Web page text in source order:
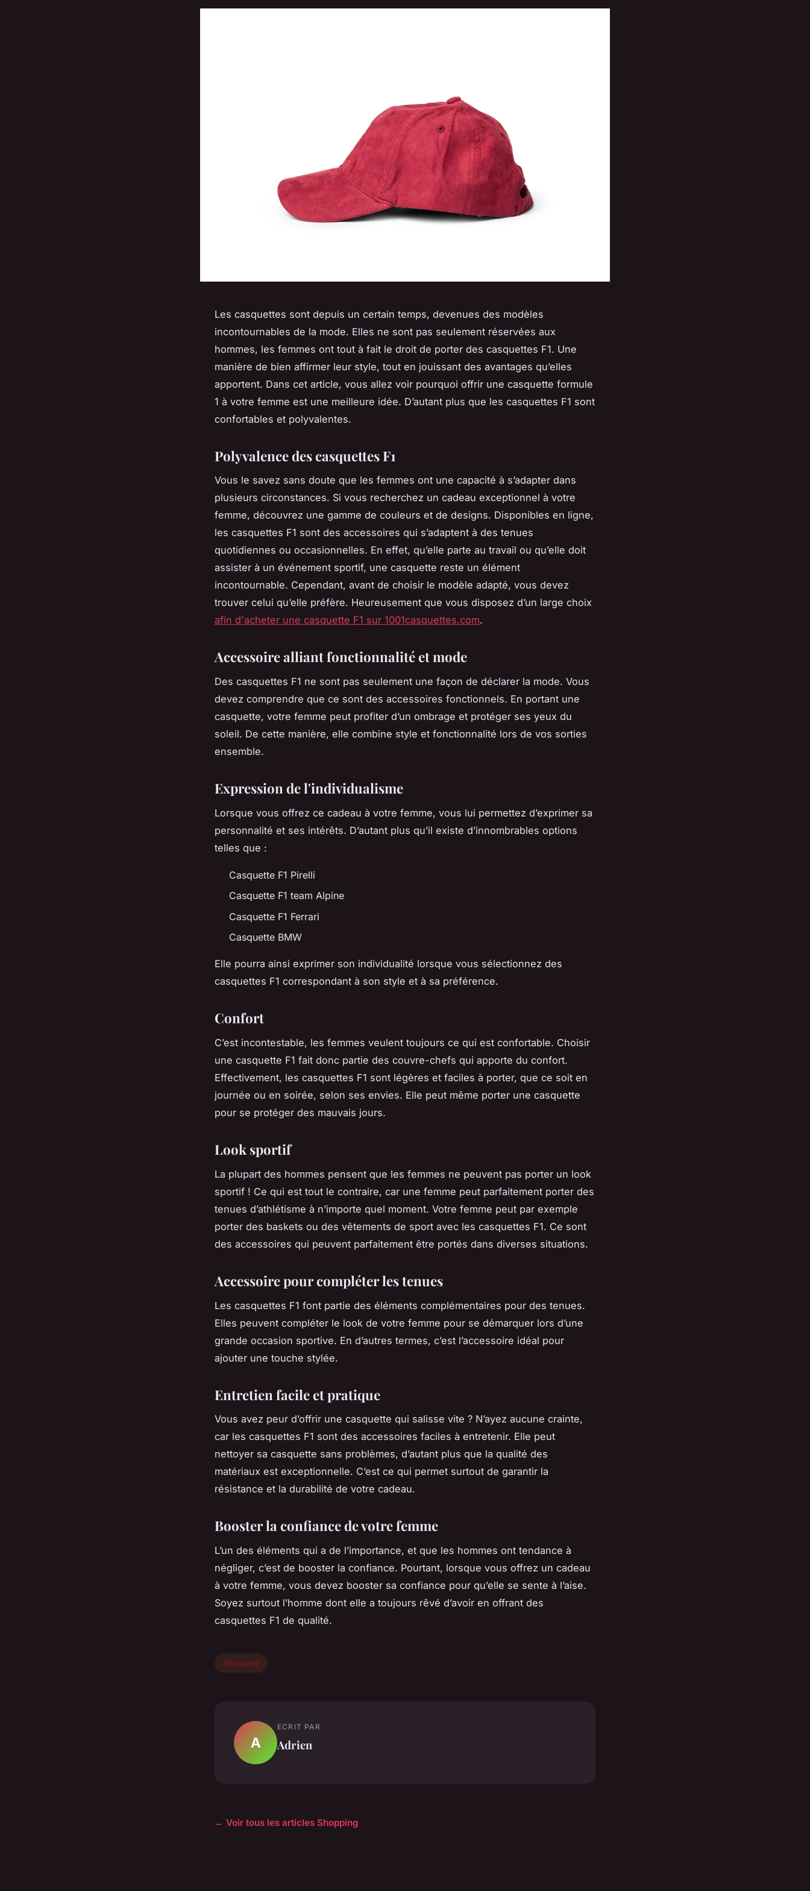
Les casquettes sont depuis un certain temps, devenues des modèles
incontournables de la mode. Elles ne sont pas seulement réservées aux
hommes, les femmes ont tout à fait le droit de porter des casquettes F1. Une
manière de bien affirmer leur style, tout en jouissant des avantages qu’elles
apportent. Dans cet article, vous allez voir pourquoi offrir une casquette formule
1 à votre femme est une meilleure idée. D’autant plus que les casquettes F1 sont
confortables et polyvalentes.
Polyvalence des casquettes F1
Vous le savez sans doute que les femmes ont une capacité à s’adapter dans
plusieurs circonstances. Si vous recherchez un cadeau exceptionnel à votre
femme, découvrez une gamme de couleurs et de designs. Disponibles en ligne,
les casquettes F1 sont des accessoires qui s’adaptent à des tenues
quotidiennes ou occasionnelles. En effet, qu’elle parte au travail ou qu’elle doit
assister à un événement sportif, une casquette reste un élément
incontournable. Cependant, avant de choisir le modèle adapté, vous devez
trouver celui qu’elle préfère. Heureusement que vous disposez d’un large choix
afin d'acheter une casquette F1 sur 1001casquettes.com.
Accessoire alliant fonctionnalité et mode
Des casquettes F1 ne sont pas seulement une façon de déclarer la mode. Vous
devez comprendre que ce sont des accessoires fonctionnels. En portant une
casquette, votre femme peut profiter d’un ombrage et protéger ses yeux du
soleil. De cette manière, elle combine style et fonctionnalité lors de vos sorties
ensemble.
Expression de l'individualisme
Lorsque vous offrez ce cadeau à votre femme, vous lui permettez d’exprimer sa
personnalité et ses intérêts. D’autant plus qu’il existe d’innombrables options
telles que :
Casquette F1 Pirelli
Casquette F1 team Alpine
Casquette F1 Ferrari
Casquette BMW
Elle pourra ainsi exprimer son individualité lorsque vous sélectionnez des
casquettes F1 correspondant à son style et à sa préférence.
Confort
C’est incontestable, les femmes veulent toujours ce qui est confortable. Choisir
une casquette F1 fait donc partie des couvre-chefs qui apporte du confort.
Effectivement, les casquettes F1 sont légères et faciles à porter, que ce soit en
journée ou en soirée, selon ses envies. Elle peut même porter une casquette
pour se protéger des mauvais jours.
Look sportif
La plupart des hommes pensent que les femmes ne peuvent pas porter un look
sportif ! Ce qui est tout le contraire, car une femme peut parfaitement porter des
tenues d’athlétisme à n’importe quel moment. Votre femme peut par exemple
porter des baskets ou des vêtements de sport avec les casquettes F1. Ce sont
des accessoires qui peuvent parfaitement être portés dans diverses situations.
Accessoire pour compléter les tenues
Les casquettes F1 font partie des éléments complémentaires pour des tenues.
Elles peuvent compléter le look de votre femme pour se démarquer lors d’une
grande occasion sportive. En d’autres termes, c’est l’accessoire idéal pour
ajouter une touche stylée.
Entretien facile et pratique
Vous avez peur d’offrir une casquette qui salisse vite ? N’ayez aucune crainte,
car les casquettes F1 sont des accessoires faciles à entretenir. Elle peut
nettoyer sa casquette sans problèmes, d’autant plus que la qualité des
matériaux est exceptionnelle. C’est ce qui permet surtout de garantir la
résistance et la durabilité de votre cadeau.
Booster la confiance de votre femme
L’un des éléments qui a de l’importance, et que les hommes ont tendance à
négliger, c’est de booster la confiance. Pourtant, lorsque vous offrez un cadeau
à votre femme, vous devez booster sa confiance pour qu’elle se sente à l’aise.
Soyez surtout l’homme dont elle a toujours rêvé d’avoir en offrant des
casquettes F1 de qualité.
Shopping
A
ECRIT PAR
Adrien
← Voir tous les articles Shopping